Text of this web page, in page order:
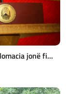
jonë fi...